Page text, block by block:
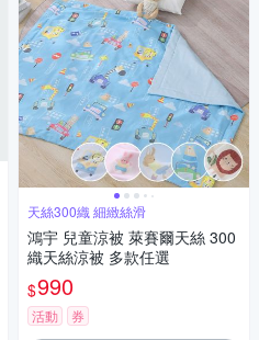
天絲300織 細緻絲滑
鴻宇 兒童涼被 萊賽爾天絲 300
織天絲涼被 多款任選
$990
活動 券